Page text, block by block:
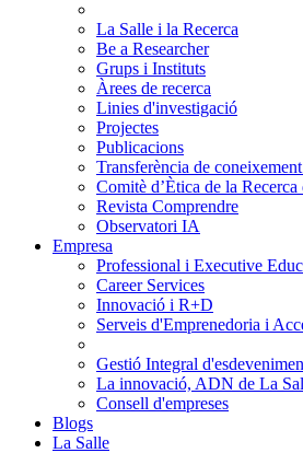
La Salle i la Recerca
Be a Researcher
Grups i Instituts
Àrees de recerca
Linies d'investigació
Projectes
Publicacions
Transferència de
Comitè d’Ètica de la Recerca
Revista Comprendre
Observatori IA
Empresa
Professional i Executive
Career Services
Innovació i R+D
Serveis d'Emprenedoria i
Gestió Integral
La innovació, ADN de La
Consell d'empreses
Blogs
La Salle